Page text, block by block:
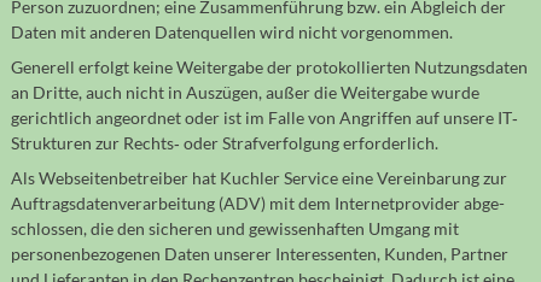
Person zu­zu­ord­nen; eine Zu­sam­men­füh­rung bzw. ein Abgleich der
Daten mit ande­ren Daten­quellen wird nicht vor­ge­nom­men.
Gene­rell er­folgt keine Weiter­gabe der pro­to­kol­lier­ten Nutzungs­daten
an Dritte, auch nicht in Aus­zügen, außer die Weiter­gabe wurde
gericht­lich ange­ord­net oder ist im Falle von An­grif­fen auf unsere IT‐
Struk­turen zur Rechts‐ oder Straf­ver­folgung erfor­der­lich.
Als Webseitenbetreiber hat Kuchler Service eine Verein­barung zur
Auftrags­daten­ver­arbei­tung (ADV) mit dem Internet­provider abge­
schlossen, die den sicheren und gewissen­haften Umgang mit
personen­be­zogenen Daten unserer Inte­res­sen­ten, Kunden, Partner